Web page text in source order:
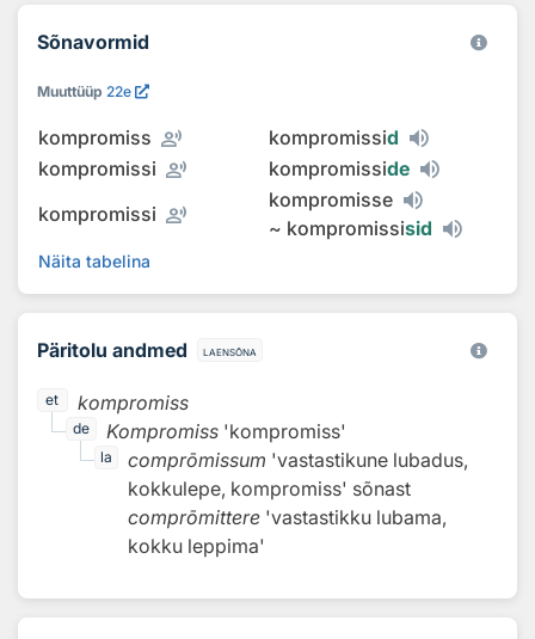
Sõnavormid
Muuttüüp 22e
kompromiss record_voice_over kompromissid
kompromissi record_voice_over kompromisside
kompromissi record_voice_over
kompromisse
~ kompromissisid
Näita tabelina
Päritolu andmed laensõna
et kompromiss
de Kompromiss 'kompromiss'
la comprōmissum 'vastastikune lubadus,
kokkulepe, kompromiss' sõnast
comprōmittere 'vastastikku lubama,
kokku leppima'